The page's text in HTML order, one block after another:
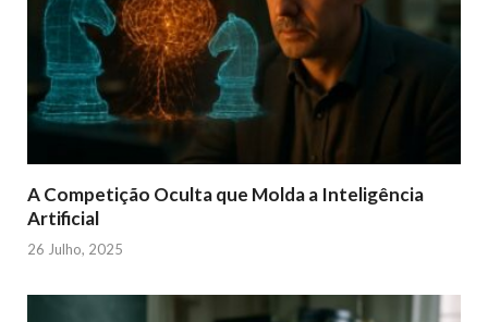
A Competição Oculta que Molda a Inteligência
Artificial
26 Julho, 2025